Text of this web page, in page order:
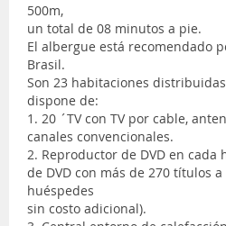
500m,
un total de 08 minutos a pie.
El albergue está recomendado
Brasil.
Son 23 habitaciones
dispone de:
1. 20 ´TV con TV por cable,
canales convencionales.
2. Reproductor de DVD en cada
de DVD con más de 270 títulos
huéspedes
sin costo adicional).